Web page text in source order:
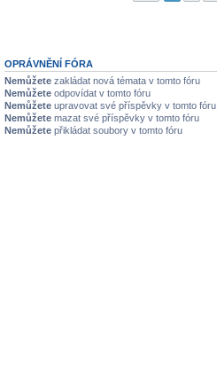
OPRÁVNĚNÍ FÓRA
Nemůžete zakládat nová témata v tomto fóru
Nemůžete odpovídat v tomto fóru
Nemůžete upravovat své příspěvky v tomto fóru
Nemůžete mazat své příspěvky v tomto fóru
Nemůžete přikládat soubory v tomto fóru